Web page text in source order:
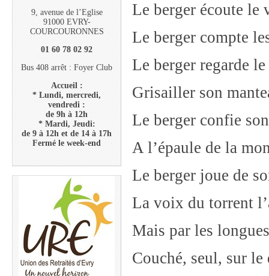
9, avenue de l’Eglise
91000 EVRY-
COURCOURONNES
01 60 78 02 92
Bus 408 arrêt : Foyer Club
Accueil :
* Lundi, mercredi,
vendredi :
de 9h à 12h
* Mardi, Jeudi:
de 9 à 12h et de 14 à 17h
Fermé le week-end
Le berger écoute le
Le berger compte
Le berger regarde
Grisailler son
Le berger confie
A l’épaule de la
Le berger joue de
La voix du torrent
Mais par les
Couché, seul, sur le